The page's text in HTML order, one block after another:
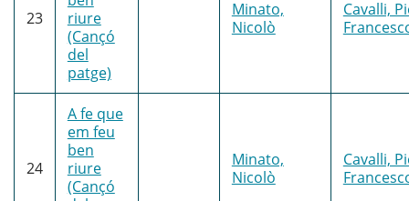
23
riure
(Cançó
del
patge)
Minato,
Nicolò
Cavalli,
24
A fe que
em feu
ben
riure
(Cançó
Minato,
Nicolò
Cavalli,